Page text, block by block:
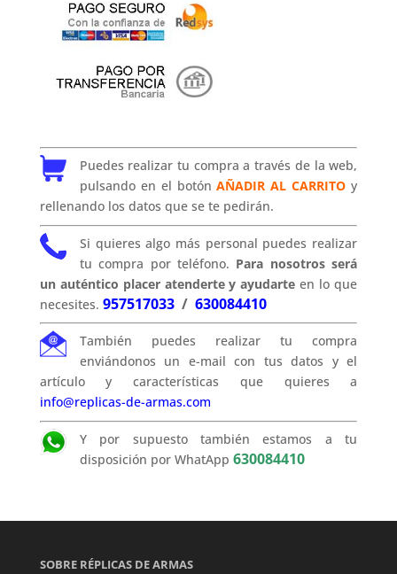
Puedes realizar tu compra a través de la web,
pulsando en el botónAÑADIR AL CARRITO y
rellenando los datos que se te pedirán.
Si quieres algo más personal puedes realizar
tu compra por teléfono. Para nosotros será
un auténtico placer atenderte y ayudarte en lo que
necesites. 957517033/ 630084410
También puedes realizar tu compra
enviándonos un e-mail con tus datos y el
artículo y características que quieres a
info@replicas-de-armas.com
Y por supuesto también estamos a tu
disposición por WhatApp 630084410
SOBRE RÉPLICAS DE ARMAS